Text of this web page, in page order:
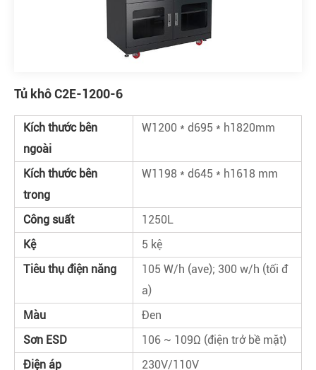
Tủ khô C2E-1200-6
Kích thước bên
ngoài
W1200 * d695 * h1820mm
Kích thước bên
trong
W1198 * d645 * h1618 mm
Công suất
1250L
Kệ
5 kệ
Tiêu thụ điện năng
105 W/h (ave); 300 w/h (tối đ
a)
Màu
Đen
Sơn ESD
106 ~ 109Ω (điện trở bề mặt)
Điện áp
230V/110V